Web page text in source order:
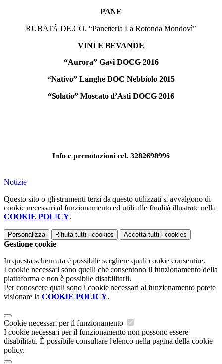
PANE
RUBATÀ DE.CO. “Panetteria La Rotonda Mondovì”
VINI E BEVANDE
“Aurora” Gavi DOCG 2016
“Nativo” Langhe DOC Nebbiolo 2015
“Solatio” Moscato d’Asti DOCG 2016
Info e prenotazioni cel. 3282698996
Notizie
Questo sito o gli strumenti terzi da questo utilizzati si avvalgono di
cookie necessari al funzionamento ed utili alle finalità illustrate nella
COOKIE POLICY.
Personalizza Rifiuta tutti i cookies Accetta tutti i cookies
Gestione cookie
In questa schermata è possibile scegliere quali cookie consentire.
I cookie necessari sono quelli che consentono il funzionamento della
piattaforma e non è possibile disabilitarli.
Per conoscere quali sono i cookie necessari al funzionamento potete
visionare la COOKIE POLICY.
Cookie necessari per il funzionamento
I cookie necessari per il funzionamento non possono essere
disabilitati. È possibile consultare l'elenco nella pagina della cookie
policy.